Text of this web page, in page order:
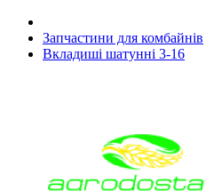
Запчастини для комбайнів
Вкладиші шатунні 3-16